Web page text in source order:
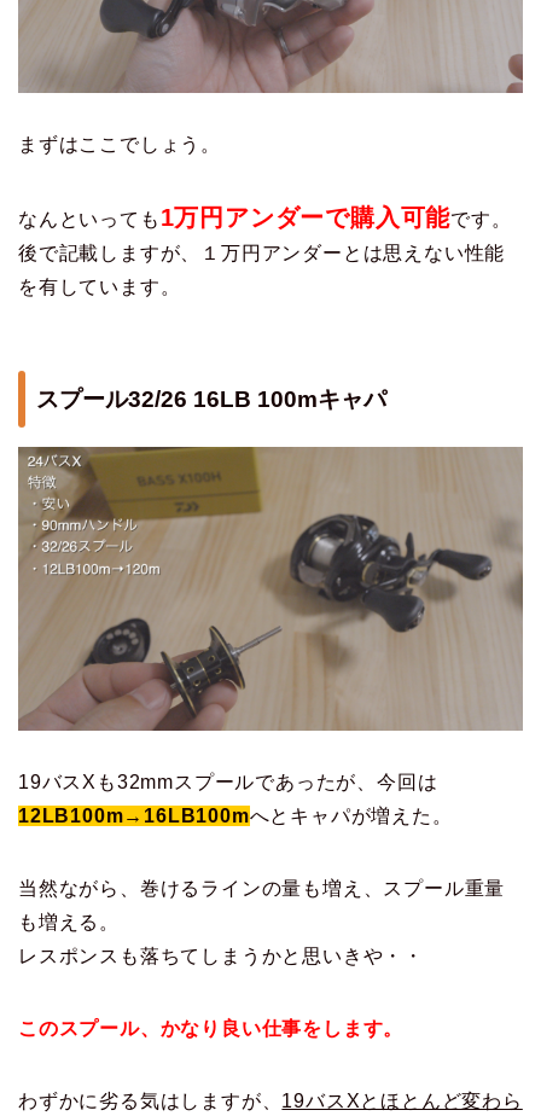
まずはここでしょう。
なんといっても 1万円アンダーで購入可能です。
後で記載しますが、１万円アンダーとは思えない性能
を有しています。
スプール32/26 16LB 100mキャパ
19バスXも32mmスプールであったが、今回は
12LB100m→16LB100mへとキャパが増えた。
当然ながら、巻けるラインの量も増え、スプール重量
も増える。
レスポンスも落ちてしまうかと思いきや・・
このスプール、かなり良い仕事をします。
わずかに劣る気はしますが、 19バスXとほとんど変わら